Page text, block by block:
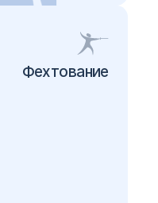
Фехтование